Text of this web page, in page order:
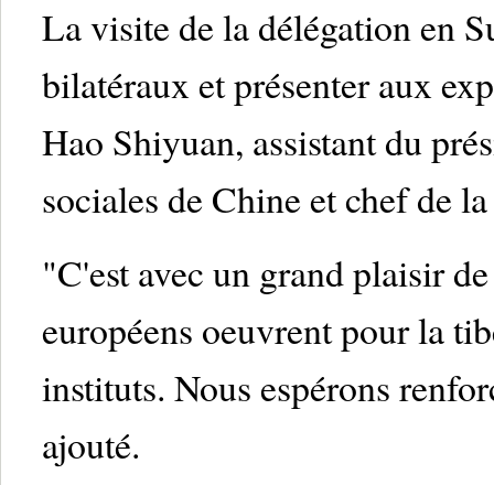
La visite de la délégation en
bilatéraux et présenter aux
Hao Shiyuan, assistant du
sociales de Chine et chef de
"C'est avec un grand plaisir
européens oeuvrent pour la
instituts. Nous espérons
ajouté.